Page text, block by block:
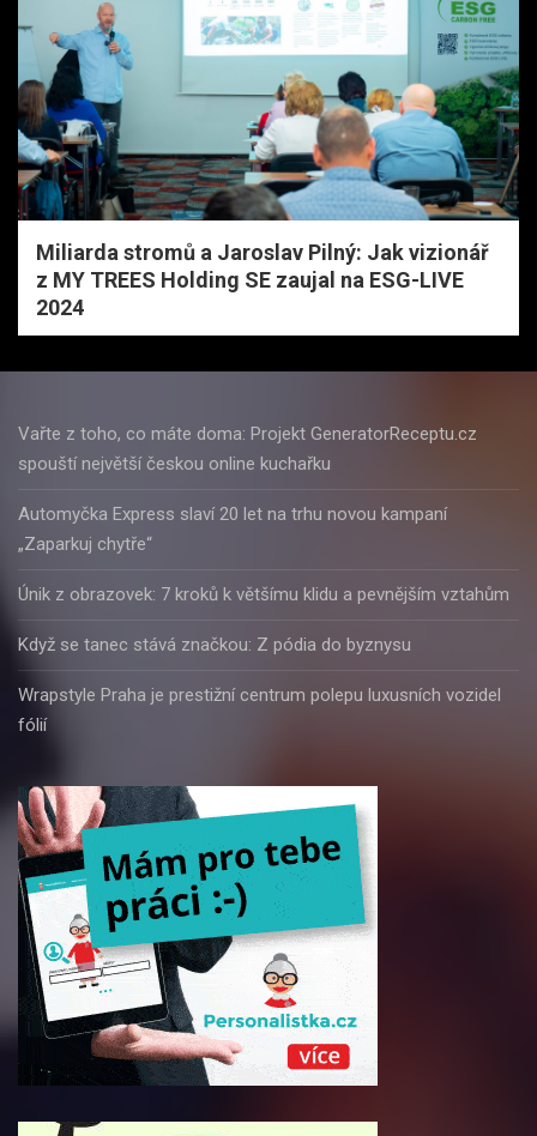
Miliarda stromů a Jaroslav Pilný: Jak vizionář
z MY TREES Holding SE zaujal na ESG-LIVE
2024
Vařte z toho, co máte doma: Projekt GeneratorReceptu.cz
spouští největší českou online kuchařku
Automyčka Express slaví 20 let na trhu novou kampaní
„Zaparkuj chytře“
Únik z obrazovek: 7 kroků k většímu klidu a pevnějším vztahům
Když se tanec stává značkou: Z pódia do byznysu
Wrapstyle Praha je prestižní centrum polepu luxusních vozidel
fólií